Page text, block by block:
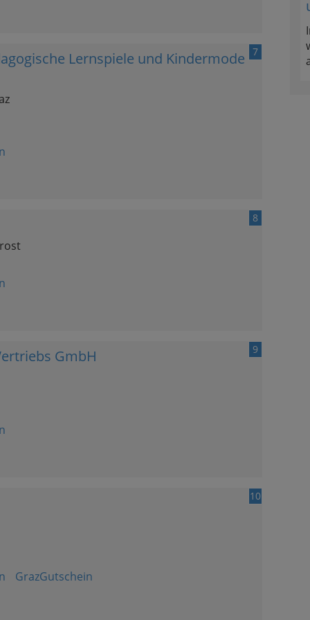
7
Lernspiele und Kindermode
8
9
GmbH
10
GrazGutschein